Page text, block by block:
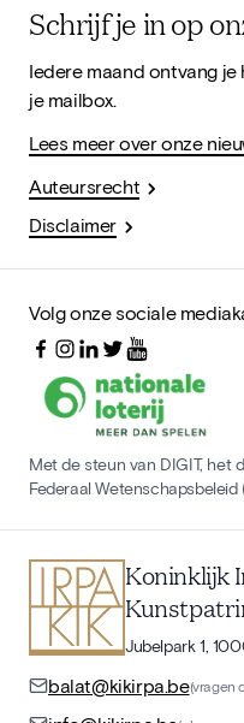
Schrijf je in op
Iedere maand ontvang je
je mailbox.
Lees meer over onze
Auteursrecht
Disclaimer
Volg onze sociale
Met de steun van DIGIT, het
Federaal Wetenschapsbeleid
Koninklijk
Jubelpark 1,
balat@kikirpa.be(vragen